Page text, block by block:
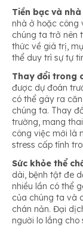
Tiền bạc và nhà
nhà ở hoặc công
chúng ta trở nên
thức về giá trị,
thể duy trì sự tự
Thay đổi trong
được dự đoán
có thể gây ra
chúng ta. Thay
trường, mang
công việc mới là
stress cấp tính
Sức khỏe thể
dài, bệnh tật đe
nhiều lần có thể
của chúng ta và
chán nản. Đại
người lo lắng cho